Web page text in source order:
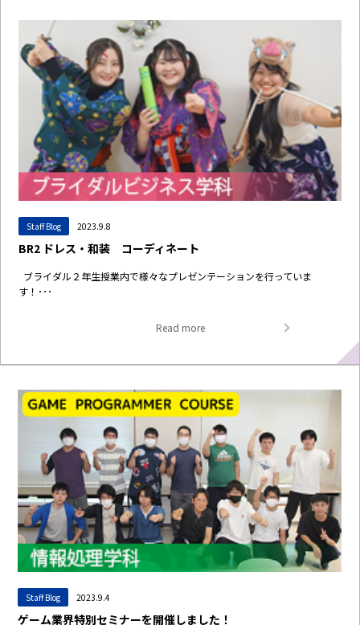
Staff Blog 2023.9.8
BR2 ドレス・和装 コーディネート
ブライダル２年生授業内で様々なプレゼンテーションを行っていま
す！･･･
Read more
Staff Blog 2023.9.4
ゲーム業界特別セミナーを開催しました！